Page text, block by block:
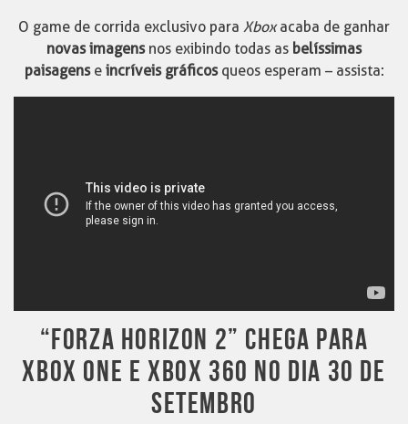
O game de corrida exclusivo para Xboxacaba de ganhar
novas imagensnos exibindo todas as belíssimas
paisagense incríveis gráficosque os esperam – assista:
“FORZA HORIZON 2” CHEGA PARA
XBOX ONE E XBOX 360 NO DIA 30 DE
SETEMBRO